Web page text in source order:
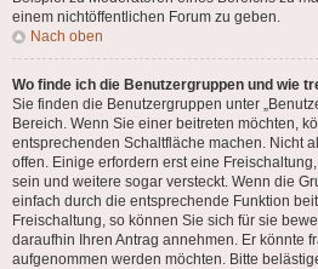
einem nichtöffentlichen Forum zu geben.
Nach oben
Wo finde ich die Benutzergruppen und wie
Sie finden die Benutzergruppen unter
Bereich. Wenn Sie einer beitreten möchten,
entsprechenden Schaltfläche machen. Nicht
offen. Einige erfordern erst eine
sein und weitere sogar versteckt. Wenn die
einfach durch die entsprechende Funktion
Freischaltung, so können Sie sich für sie
daraufhin Ihren Antrag annehmen. Er könnte
aufgenommen werden möchten. Bitte